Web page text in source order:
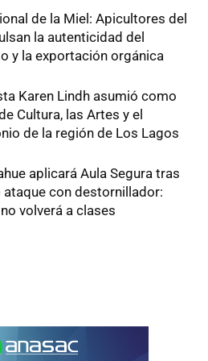
de la Miel: Apicultores del
la autenticidad del
y la exportación orgánica
Karen Lindh asumió como
Cultura, las Artes y el
de la región de Los Lagos
aplicará Aula Segura tras
ataque con destornillador:
volverá a clases